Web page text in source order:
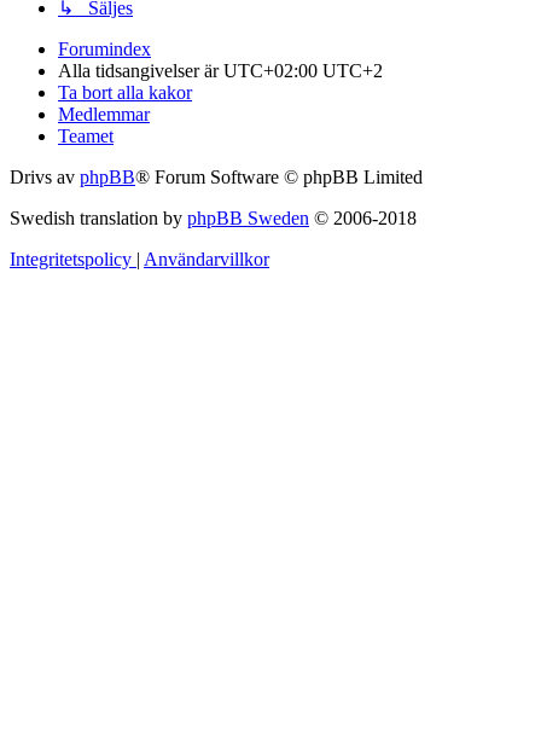
↳ Säljes
Forumindex
Alla tidsangivelser är UTC+02:00 UTC+2
Ta bort alla kakor
Medlemmar
Teamet
Drivs av phpBB® Forum Software © phpBB Limited
Swedish translation by phpBB Sweden © 2006-2018
Integritetspolicy | Användarvillkor